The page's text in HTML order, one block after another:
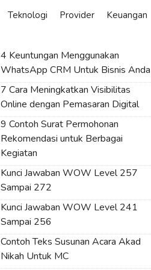
Teknologi Provider Keuangan
4 Keuntungan Menggunakan
WhatsApp CRM Untuk Bisnis Anda
7 Cara Meningkatkan Visibilitas
Online dengan Pemasaran Digital
9 Contoh Surat Permohonan
Rekomendasi untuk Berbagai
Kegiatan
Kunci Jawaban WOW Level 257
Sampai 272
Kunci Jawaban WOW Level 241
Sampai 256
Contoh Teks Susunan Acara Akad
Nikah Untuk MC